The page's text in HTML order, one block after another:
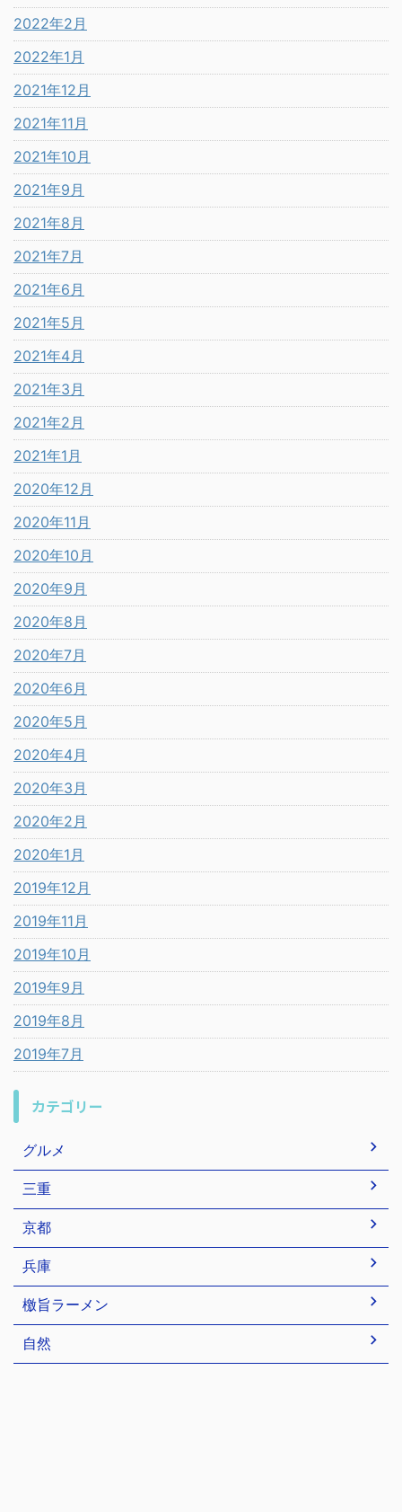
2022年2月
2022年1月
2021年12月
2021年11月
2021年10月
2021年9月
2021年8月
2021年7月
2021年6月
2021年5月
2021年4月
2021年3月
2021年2月
2021年1月
2020年12月
2020年11月
2020年10月
2020年9月
2020年8月
2020年7月
2020年6月
2020年5月
2020年4月
2020年3月
2020年2月
2020年1月
2019年12月
2019年11月
2019年10月
2019年9月
2019年8月
2019年7月
カテゴリー
グルメ
三重
京都
兵庫
檄旨ラーメン
自然